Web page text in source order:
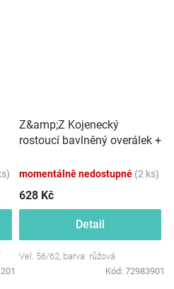
Z&amp;Z Kojenecký
rostoucí bavlněný overálek +
momentálně nedostupné (2 ks)
628 Kč
Detail
Vel. 56/62, barva: růžová
Kód: 72983901